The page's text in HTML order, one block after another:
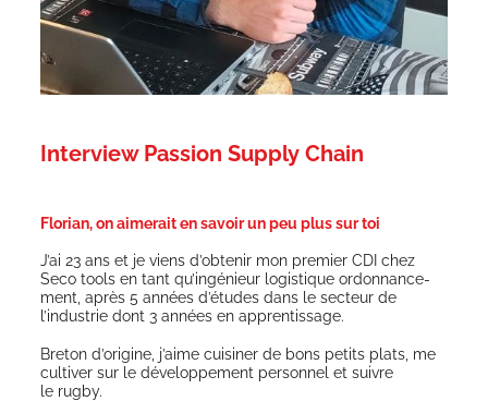
Interview Passion Supply Chain
Florian, on aimerait en savoir un peu plus sur toi
J’ai 23 ans et je viens d’obtenir mon pre­mier CDI chez
Seco tools en tant qu’ingénieur logis­tique ordon­nan­ce­
ment, après 5 années d’études dans le sec­teur de
l’industrie dont 3 années en apprentissage.
Bre­ton d’origine, j’aime cui­si­ner de bons petits plats, me
culti­ver sur le déve­lop­pe­ment per­son­nel et suivre
le rugby.